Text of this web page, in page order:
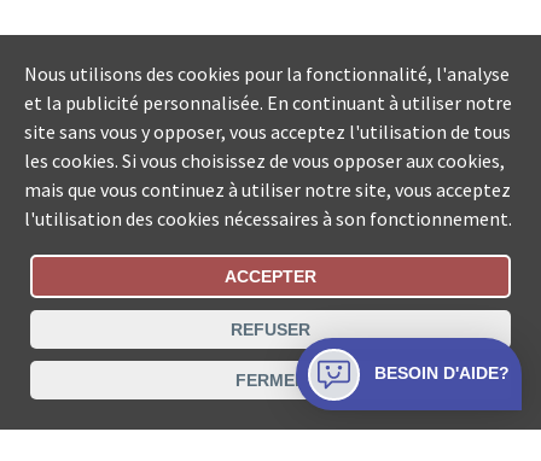
Statut De La Commande
Recherche des offices de Suisse
Protection des données Mentions légales
Conditions d’utilisation Contact
Nous utilisons des cookies pour la fonctionnalité, l'analyse
et la publicité personnalisée. En continuant à utiliser notre
site sans vous y opposer, vous acceptez l'utilisation de tous
les cookies. Si vous choisissez de vous opposer aux cookies,
mais que vous continuez à utiliser notre site, vous acceptez
l'utilisation des cookies nécessaires à son fonctionnement.
ACCEPTER
REFUSER
FERMER BESOIN D'AIDE?